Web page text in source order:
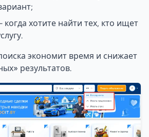
хотите найти тех, кто ищет
экономит время и снижает
результатов.